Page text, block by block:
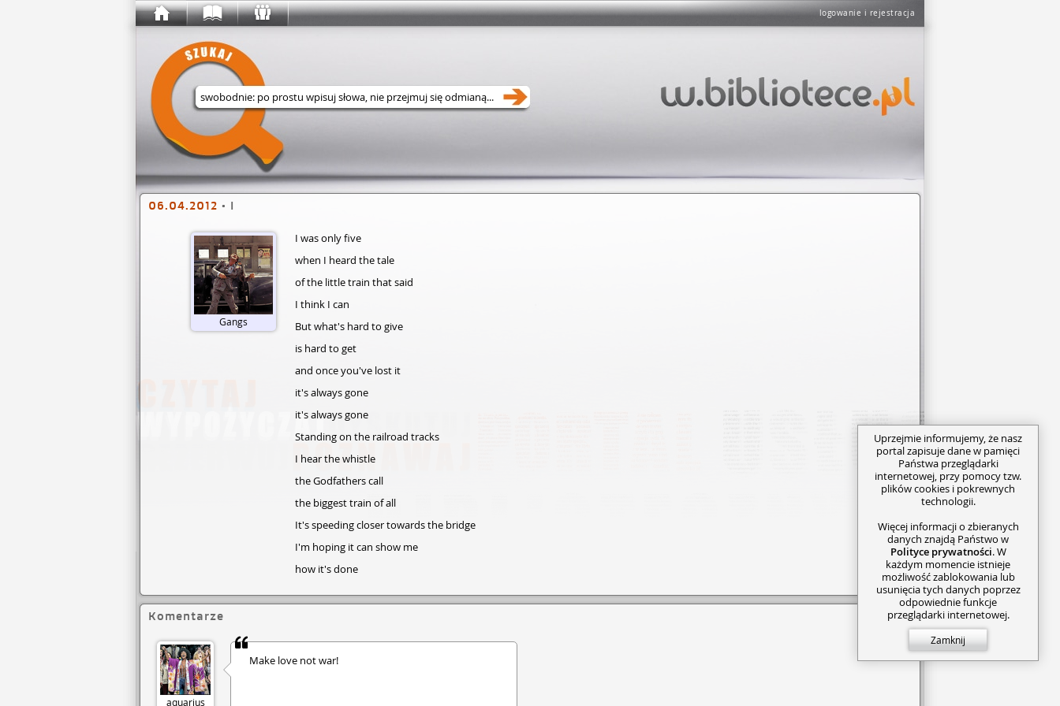
logowanie i rejestracja
Wyszukaj w serwisie
06.04.2012 • I
Gangs
I was only five
when I heard the tale
of the little train that said
I think I can
But what's hard to give
is hard to get
and once you've lost it
it's always gone
it's always gone
Standing on the railroad tracks
I hear the whistle
the Godfathers call
the biggest train of all
It's speeding closer towards the bridge
I'm hoping it can show me
how it's done
Komentarze
Make love not war!
aquarius
Uprzejmie informujemy, że nasz
portal zapisuje dane w pamięci
Państwa przeglądarki
internetowej, przy pomocy tzw.
plików cookies i pokrewnych
technologii.
Więcej informacji o zbieranych
danych znajdą Państwo w
Polityce prywatności. W
każdym momencie istnieje
możliwość zablokowania lub
usunięcia tych danych poprzez
odpowiednie funkcje
przeglądarki internetowej.
Zamknij